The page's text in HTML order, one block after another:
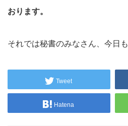
おります。
それでは秘書のみなさん、今日
Tweet
Hatena